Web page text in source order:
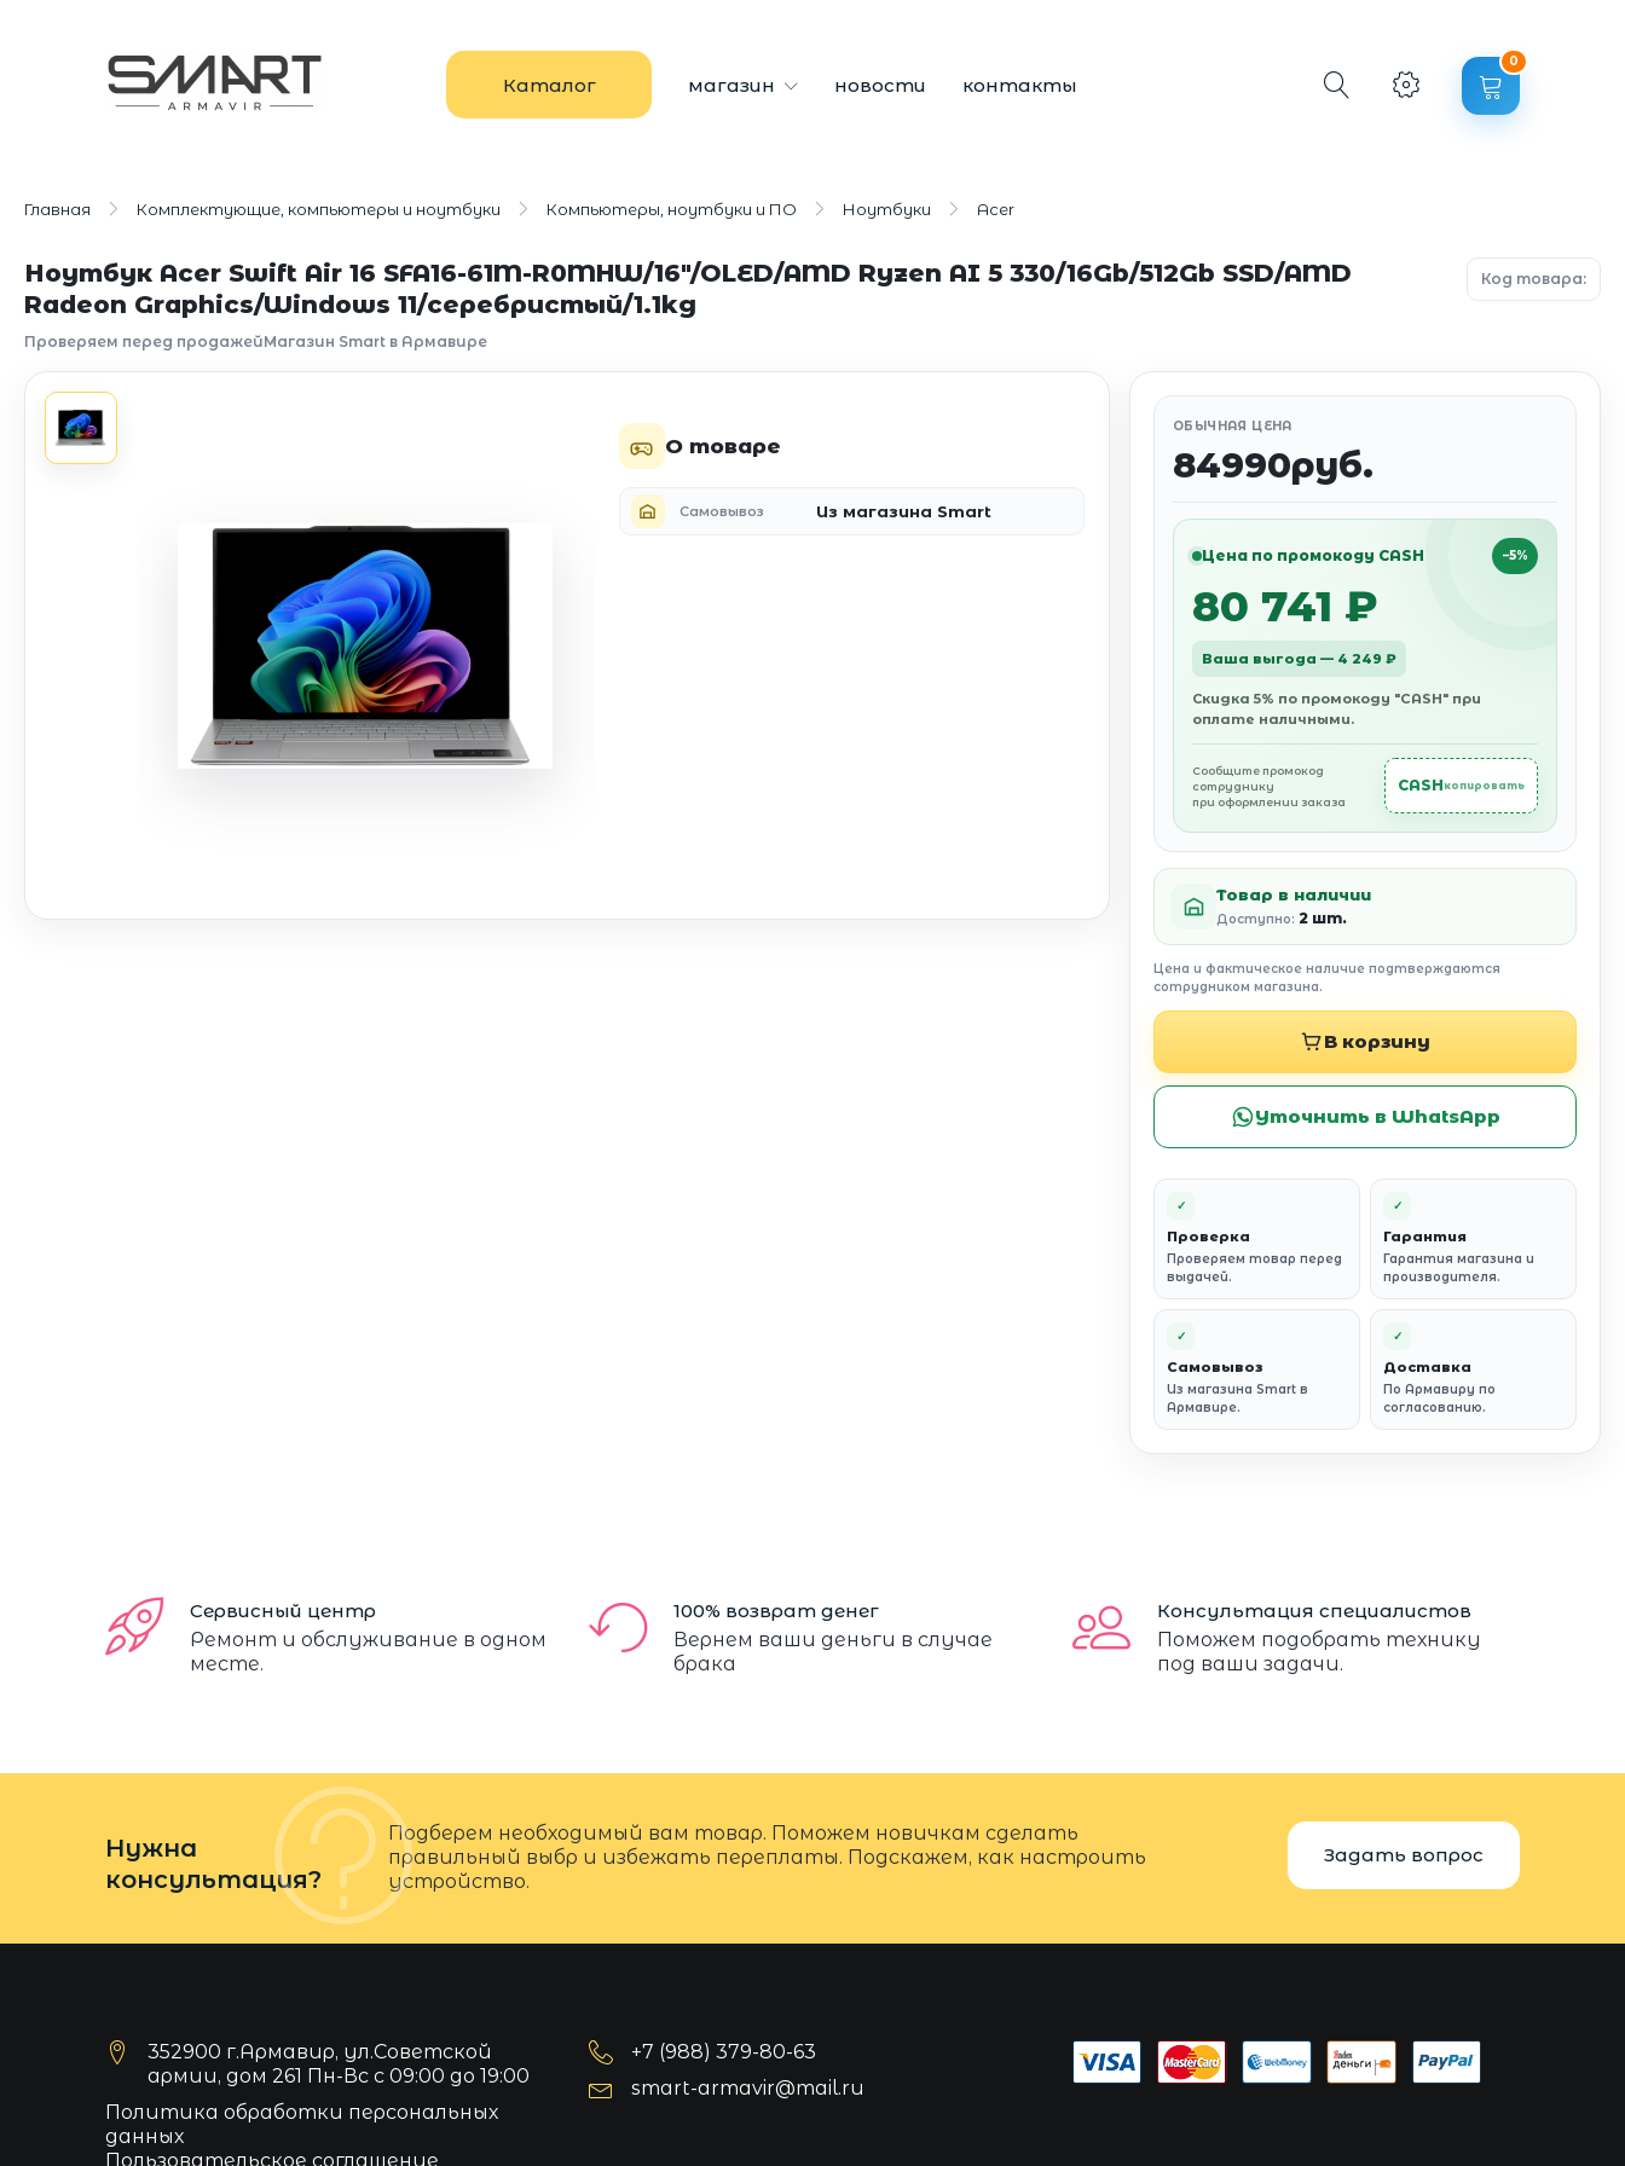
Каталог магазин новости контакты
0
Главная Комплектующие, компьютеры и ноутбуки Компьютеры, ноутбуки и ПО Ноутбуки Acer
Ноутбук Acer Swift Air 16 SFA16-61M-R0MHW/16"/OLED/AMD Ryzen AI 5 330/16Gb/512Gb SSD/AMD
Radeon Graphics/Windows 11/серебристый/1.1kg
Код товара:
Проверяем перед продажейМагазин Smart в Армавире
О товаре
Самовывоз Из магазина Smart
ОБЫЧНАЯ ЦЕНА
84990руб.
Цена по промокоду CASH −5%
80 741 ₽
Ваша выгода — 4 249 ₽
Скидка 5% по промокоду "CASH" при
оплате наличными.
Сообщите промокод
сотруднику
при оформлении заказа
CASH копировать
Товар в наличии
Доступно: 2 шт.
Цена и фактическое наличие подтверждаются
сотрудником магазина.
В корзину
Уточнить в WhatsApp
✓
Проверка
Проверяем товар перед
выдачей.
✓
Гарантия
Гарантия магазина и
производителя.
✓
Самовывоз
Из магазина Smart в
Армавире.
✓
Доставка
По Армавиру по
согласованию.
Сервисный центр
Ремонт и обслуживание в одном
месте.
100% возврат денег
Вернем ваши деньги в случае
брака
Консультация специалистов
Поможем подобрать технику
под ваши задачи.
Нужна
консультация?
Подберем необходимый вам товар. Поможем новичкам сделать
правильный выбр и избежать переплаты. Подскажем, как настроить
устройство.
Задать вопрос
352900 г.Армавир, ул.Советской
армии, дом 261 Пн-Вс с 09:00 до 19:00
Политика обработки персональных
данных
Пользовательское соглашение
+7 (988) 379-80-63
smart-armavir@mail.ru